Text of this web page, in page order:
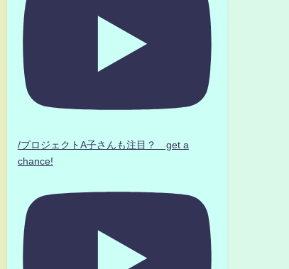
/プロジェクトA子さんも注目？ get a
chance!